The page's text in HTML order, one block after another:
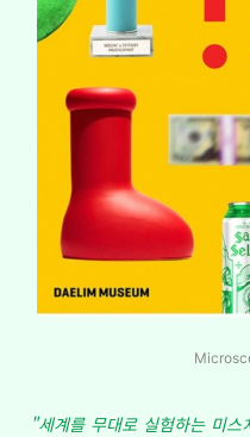
"세계를 무대로 실험하는 미스